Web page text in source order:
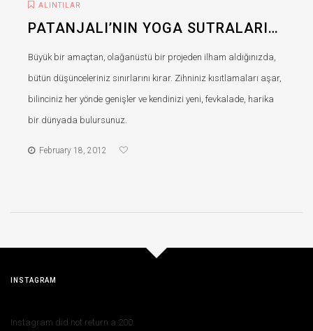
ALINTILAR
PATANJALI’NIN YOGA SUTRALARI…
Büyük bir amaçtan, olağanüstü bir projeden ilham aldığınızda,
bütün düşünceleriniz sınırlarını kırar. Zihniniz kısıtlamaları aşar,
bilinciniz her yönde genişler ve kendinizi yeni, fevkalade, harika
bir dünyada bulursunuz.
February 18, 2012
INSTAGRAM
Instagram did not return a 200.